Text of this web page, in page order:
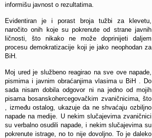
informišu javnost o rezultatima.
Evidentiran je i porast broja tužbi za klevetu,
naročito onih koje su pokrenute od strane javnih
ličnosti, što nikako ne može doprinijeti daljem
procesu demokratizacije koji je jako neophodan za
BiH.
Moj ured je službeno reagirao na sve ove napade,
pismima i javnim obraćanjima vlasima u BiH . Do
sada nisam dobila odgovor ni na jedno od mojih
pisama bosanskohercegovačkim zvaničnicima, što
, između ostalog, ukazuje da ne shvaćaju ozbiljno
napade na medije. U nekim slučajevima zvaničnici
su verbalno osudili napade, i nekim slučajevima su
pokrenute istrage, no to nije dovoljno. To je daleko